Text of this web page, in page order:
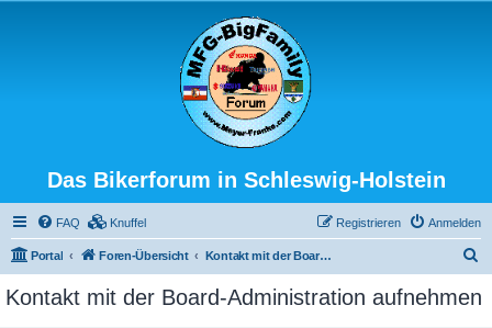
Das Bikerforum in Schleswig-Holstein
FAQ Knuffel Anmelden
Registrieren
Portal Foren-Übersicht Kontakt mit der Board-Administration aufnehmen
c
Kontakt mit der Board-Administration aufnehmen